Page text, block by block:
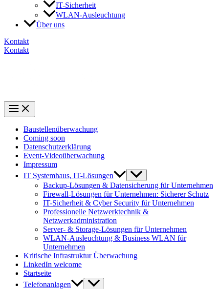
IT-Sicherheit
WLAN-Ausleuchtung
Über uns
Kontakt
Kontakt
Baustellenüberwachung
Coming soon
Datenschutzerklärung
Event-Videoüberwachung
Impressum
IT Systemhaus, IT-Lösungen
Backup-Lösungen & Datensicherung für Unternehmen
Firewall-Lösungen für Unternehmen: Sicherer Schutz
IT-Sicherheit & Cyber Security für Unternehmen
Professionelle Netzwerktechnik &
Netzwerkadministration
Server- & Storage-Lösungen für Unternehmen
WLAN-Ausleuchtung & Business WLAN für
Unternehmen
Kritische Infrastruktur Überwachung
LinkedIn welcome
Startseite
Telefonanlagen